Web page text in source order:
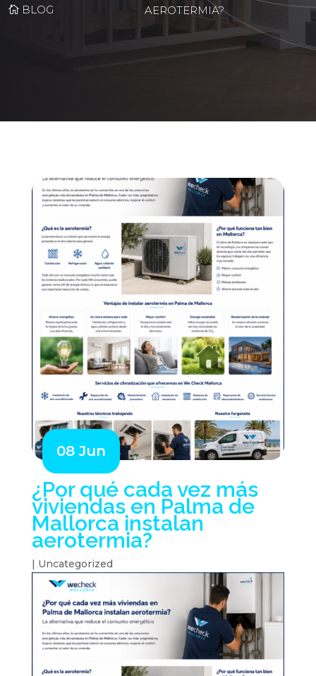
BLOG
AEROTERMIA?
¿Por qué cada vez más
viviendas en Palma de
Mallorca instalan
aerotermia?
08 Jun
| Uncategorized